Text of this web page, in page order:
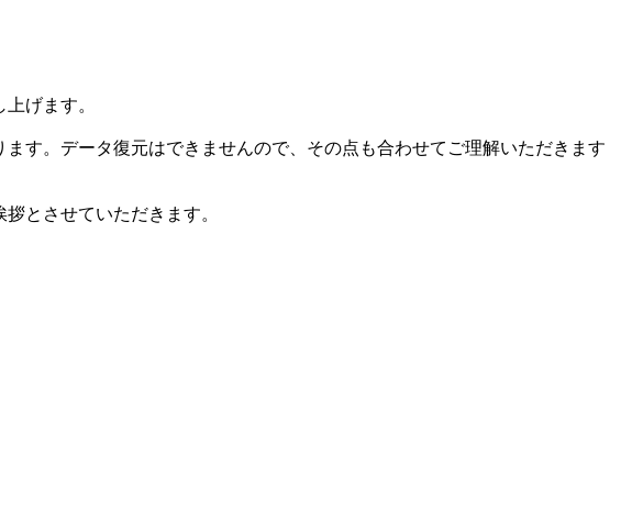
げます。
す。データ復元はできませんので、その点も合わせてご理解いただきます
とさせていただきます。